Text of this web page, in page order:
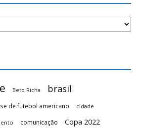
Beto Richa brasil
de futebol americano cidade
comunicação Copa 2022